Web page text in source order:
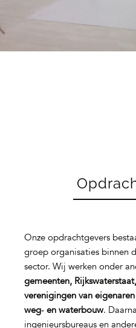
Onze opdrachtgevers
groep organisaties binnen
sector. Wij werken onder
gemeenten,
verenigingen van eigenaren
weg‑ en waterbouw.
ingenieursbureaus en